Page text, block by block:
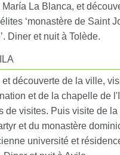
La Blanca, et
‘monastère de Saint
Diner et nuit à Tolède.
découverte de la ville,
et de la chapelle de
de visites. Puis visite de
et du monastère
université et